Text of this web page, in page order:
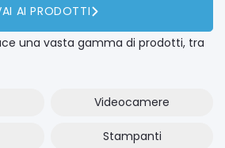
AI PRODOTTI
una vasta gamma di prodotti, tra
Videocamere
Stampanti